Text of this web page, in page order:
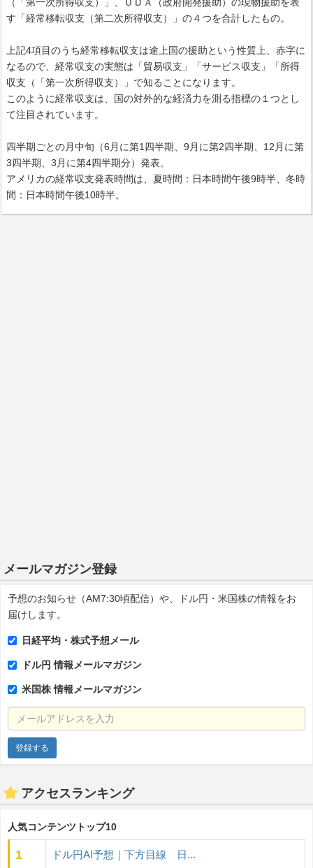
す「経常移転収支（第二次所得収支）」の４つを合計したもの。
上記4項目のうち経常移転収支は途上国の援助という性質上、赤字に
なるので、経常収支の実態は「貿易収支」「サービス収支」「所得
収支（「第一次所得収支）」で知ることになります。
このように経常収支は、国の対外的な経済力を測る指標の１つとし
て注目されています。
四半期ごとの月中旬（6月に第1四半期、9月に第2四半期、12月に第
3四半期、3月に第4四半期分）発表。
アメリカの経常収支発表時間は、夏時間：日本時間午後9時半、冬時
間：日本時間午後10時半。
メールマガジン登録
予想のお知らせ（AM7:30頃配信）や、ドル円・米国株の情報をお
届けします。
日経平均・株式予想メール
ドル円 情報メールマガジン
米国株 情報メールマガジン
メールアドレスを入力
アクセスランキング
人気コンテンツトップ10
1 ドル円AI予想｜下方目線 日...